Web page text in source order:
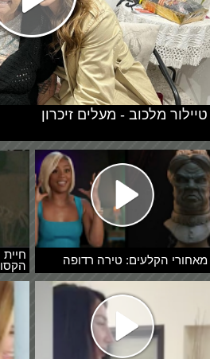
מאחורי הקלעים: טירה רדופה
טיילור מלכוב - מעלים זיכרון